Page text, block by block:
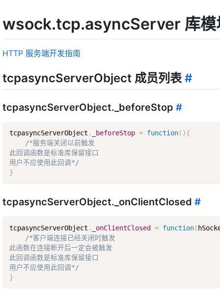
wsock.tcp.asyncServer 库模
HTTP 服务端开发指南
tcpasyncServerObject 成员列表 #
tcpasyncServerObject._beforeStop #
tcpasyncServerObject . _beforeStop = function( ){
/*服务端关闭以前触发
此回调函数是标准库保留接口
用户不应使用此回调*/
}
tcpasyncServerObject._onClientClosed #
tcpasyncServerObject . _onClientClosed = function(
/*客户端连接已经关闭时触发
此函数在连接断开后一定会被触发
此回调函数是标准库保留接口
用户不应使用此回调*/
}